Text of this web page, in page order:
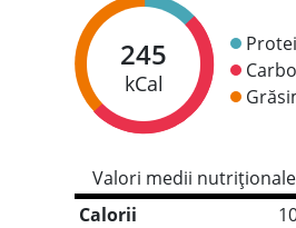
245
kCal
Valori medii
Calorii